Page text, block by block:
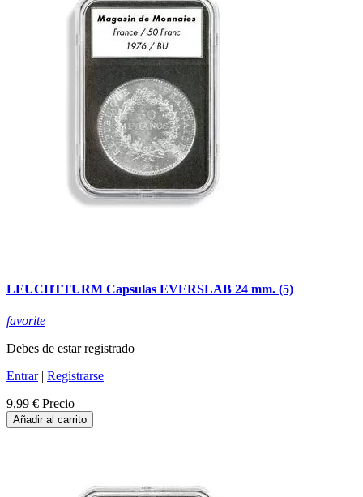
LEUCHTTURM Capsulas EVERSLAB 24 mm. (5)
favorite
Debes de estar registrado
Entrar| Registrarse
9,99 € Precio
Añadir al carrito